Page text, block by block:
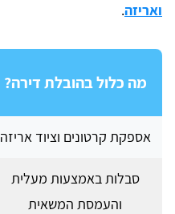
ואריזה.
מה כלול בהובלת דירה?
אספקת קרטונים וציוד אריזה
סבלות באמצעות מעלית
והעמסת המשאית